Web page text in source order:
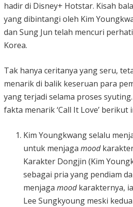
hadir di Disney+ Hotstar. Kisah
yang dibintangi oleh Kim
dan Sung Jun telah mencuri
Korea.
Tak hanya ceritanya yang seru,
menarik di balik keseruan para
yang terjadi selama proses
fakta menarik ‘Call It Love’ berikut
Kim Youngkwang selalu
untuk menjaga mood
Karakter Dongjin (Kim
sebagai pria yang pendiam
menjaga moodkarakternya,
Lee Sungkyoung meski